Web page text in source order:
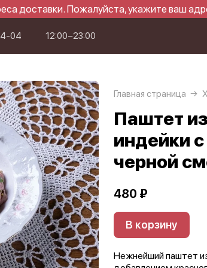
доставки. Пожалуйста, укажите ваш
04 12:00−23:00
Главная страница
Паштет
индейки
черной
480 ₽
В корзину
Нежнейший паштет